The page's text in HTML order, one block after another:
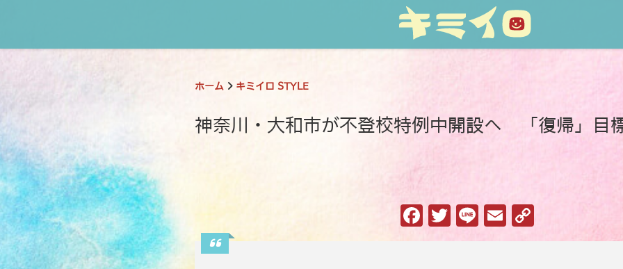
ホーム キミイロ STYLE
神奈川・大和市が不登校特例中開設へ 「復帰」目
F
a
T
w
Li
n
E
m o